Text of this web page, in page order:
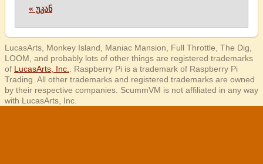
« უკან
LucasArts, Monkey Island, Maniac Mansion, Full Throttle, The Dig,
LOOM, and probably lots of other things are registered trademarks
of LucasArts, Inc.
. Raspberry Pi is a trademark of Raspberry Pi
Trading. All other trademarks and registered trademarks are owned
by their respective companies. ScummVM is not affiliated in any way
with LucasArts, Inc.